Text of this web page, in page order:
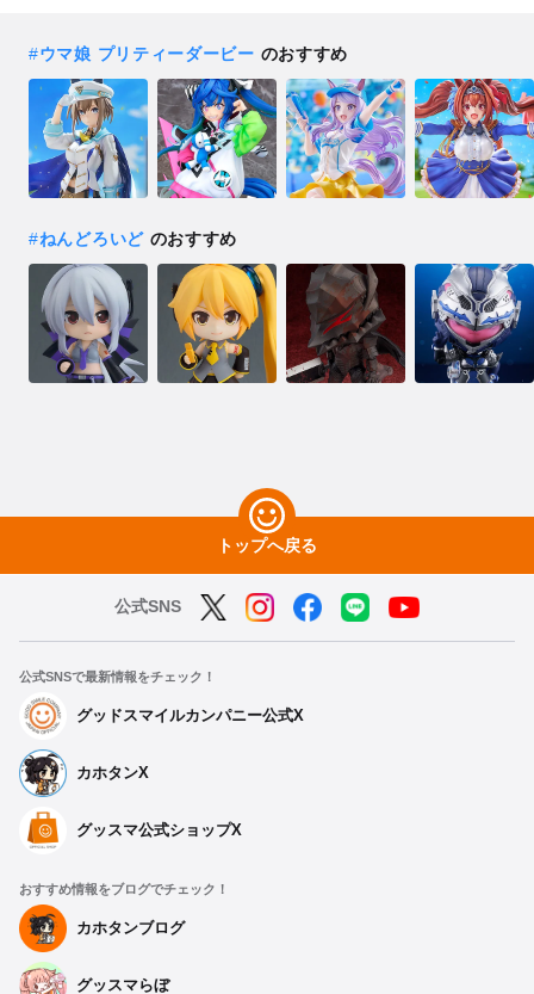
#ウマ娘 プリティーダービー のおすすめ
#ねんどろいどのおすすめ
トップへ戻る
公式SNS
公式SNSで最新情報をチェック！
グッドスマイルカンパニー公式X
カホタンX
グッスマ公式ショップX
おすすめ情報をブログでチェック！
カホタンブログ
グッスマらぼ